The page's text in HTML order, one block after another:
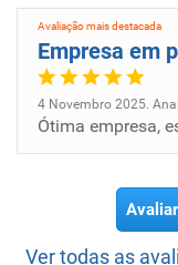
Avaliação mais destacada
Empresa em
4 Novembro 2025.
Ver todas as